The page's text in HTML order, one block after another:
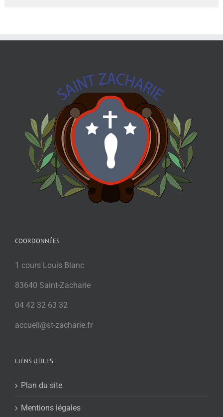
COORDONNÉES
1 cours Louis Blanc
83640 Saint-Zacharie
04 42 32 63 32
accueil@st-zacharie.fr
LIENS UTILES
Plan du site
Mentions légales